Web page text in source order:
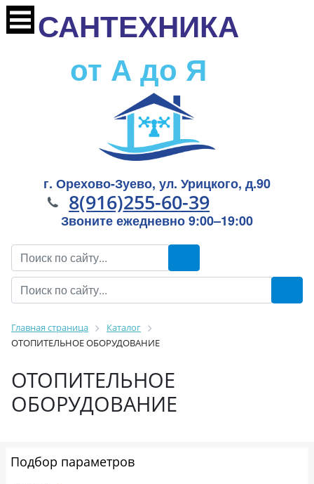
САНТЕХНИКА
от А до Я
г. Орехово-Зуево, ул. Урицкого, д.90
8(916)255-60-39
Звоните ежедневно 9:00–19:00
Главная страница
Каталог
ОТОПИТЕЛЬНОЕ ОБОРУДОВАНИЕ
ОТОПИТЕЛЬНОЕ
ОБОРУДОВАНИЕ
Подбор параметров